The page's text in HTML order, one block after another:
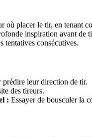
où placer le tir, en tenant
inspiration avant de
tentatives consécutives.
prédire leur direction de tir.
des tireurs.
: Essayer de bousculer la